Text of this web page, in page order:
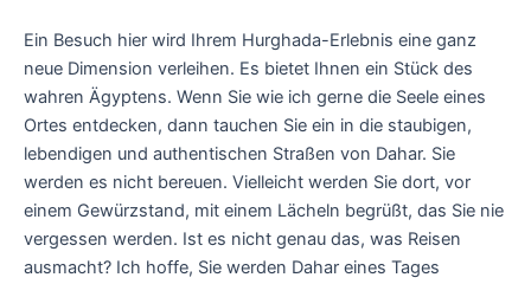
Ein Besuch hier wird Ihrem Hurghada-Erlebnis eine ganz
neue Dimension verleihen. Es bietet Ihnen ein Stück des
wahren Ägyptens. Wenn Sie wie ich gerne die Seele eines
Ortes entdecken, dann tauchen Sie ein in die staubigen,
lebendigen und authentischen Straßen von Dahar. Sie
werden es nicht bereuen. Vielleicht werden Sie dort, vor
einem Gewürzstand, mit einem Lächeln begrüßt, das Sie nie
vergessen werden. Ist es nicht genau das, was Reisen
ausmacht? Ich hoffe, Sie werden Dahar eines Tages